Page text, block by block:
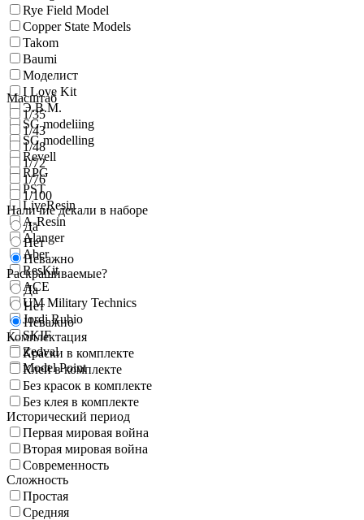
Rye Field Model
Copper State Models
Takom
Baumi
Моделист
I Love Kit
Э.В.М.
SG modeliing
SG modelling
Revell
RPG
PST
LiveResin
A-Resin
Alanger
Aber
ResKit
ACE
UM Military Technics
Jordi Rubio
SKIF
Zedval
Model Point
Масштаб
1/35
1/43
1/48
1/72
1/76
1/100
Наличие декали в наборе
Да
Нет
Неважно
Раскрашиваемые?
Да
Нет
Неважно
Комплектация
Краски в комплекте
Клей в комплекте
Без красок в комплекте
Без клея в комплекте
Исторический период
Первая мировая война
Вторая мировая война
Современность
Сложность
Простая
Средняя